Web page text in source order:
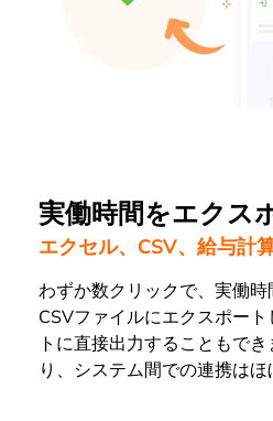
実働時間をエクス
エクセル、CSV、給与計
わずか数クリックで、実働
CSVファイルにエクスポー
トに直接出力することもで
り、システム間での連携はほ